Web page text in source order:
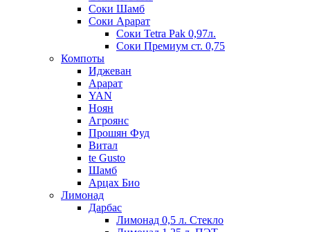
Соки Шамб
Соки Арарат
Соки Tetra Pak 0,97л.
Соки Премиум ст. 0,75
Компоты
Иджеван
Арарат
YAN
Ноян
Агроянс
Прошян Фуд
Витал
te Gusto
Шамб
Арцах Био
Лимонад
Дарбас
Лимонад 0,5 л. Стекло